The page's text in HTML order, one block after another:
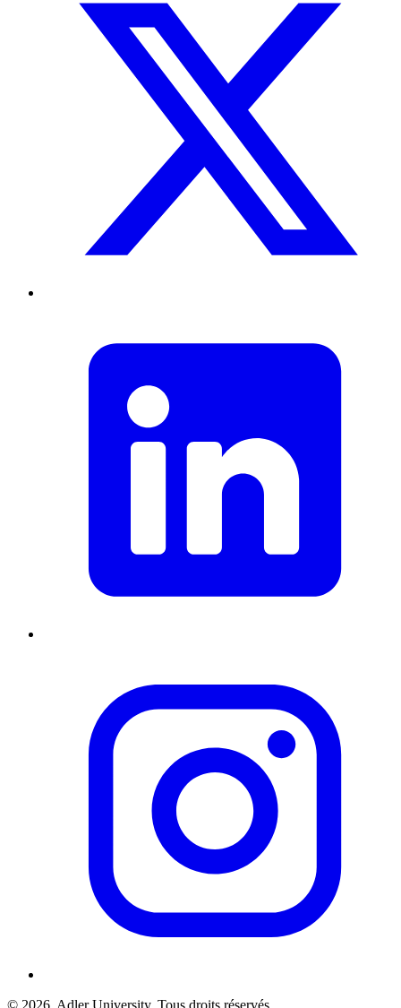
© 2026 Adler University. Tous droits réservés.